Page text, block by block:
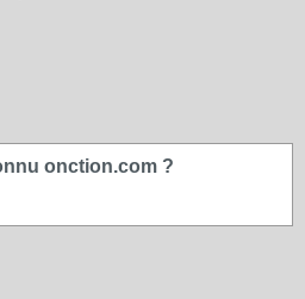
onction.com ?